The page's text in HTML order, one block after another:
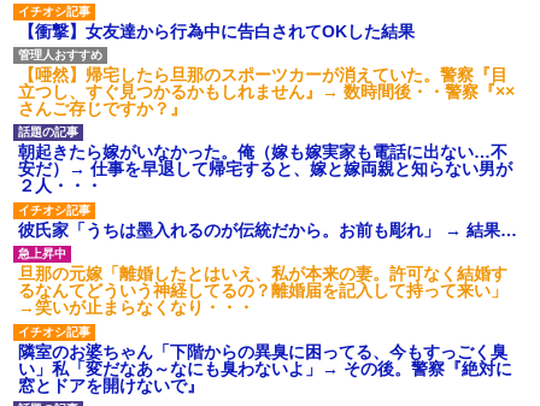
【愕然】白のクラウン俺氏、
高速道路左車線を制限速度で走
った結果wwwwwwwwwwww
百年の恋12-899 食べた量を
張り合ってくる
【悲報】佐藤輝明・・・２軍
でも盛大にやらかす←あまり悲
しませないでくれ
【衝撃】女友達から行為中に告白されてOKした結果
【唖然】帰宅したら旦那のスポーツカーが消えていた。警察『目
立つし、すぐ見つかるかもしれません』→ 数時間後・・警察『××
さんご存じですか？』
朝起きたら嫁がいなかった。俺（嫁も嫁実家も電話に出ない…不
安だ）→ 仕事を早退して帰宅すると、嫁と嫁両親と知らない男が
２人・・・
彼氏家「うちは墨入れるのが伝統だから。お前も彫れ」 → 結果…
旦那の元嫁「離婚したとはいえ、私が本来の妻。許可なく結婚す
るなんてどういう神経してるの？離婚届を記入して持って来い」
→笑いが止まらなくなり・・・
隣室のお婆ちゃん「下階からの異臭に困ってる、今もすっごく臭
い」私「変だなあ～なにも臭わないよ」→ その後。警察『絶対に
窓とドアを開けないで』